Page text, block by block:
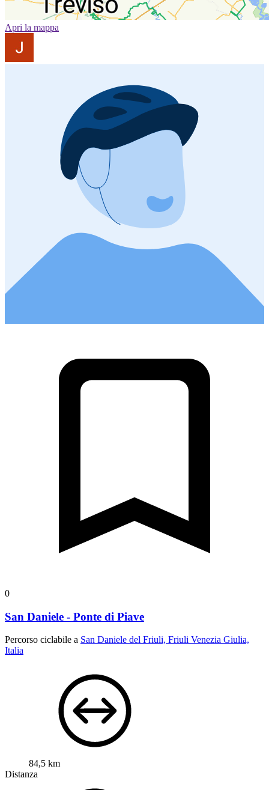
Apri la mappa
0
San Daniele - Ponte di Piave
Percorso ciclabile a San Daniele del Friuli, Friuli Venezia Giulia,
Italia
84,5 km
Distanza